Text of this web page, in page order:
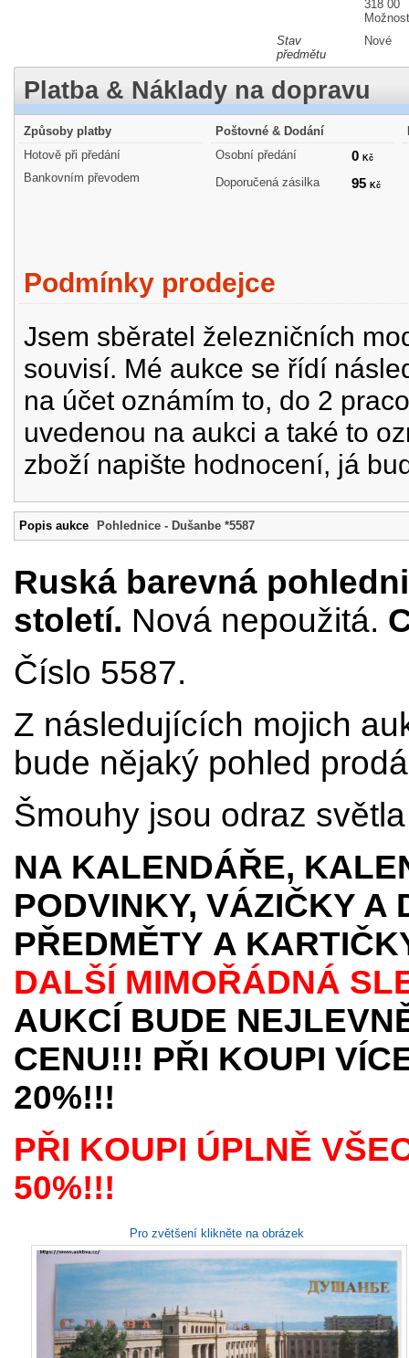
318 00
Stav
předmětu
Nové
Platba & Náklady na dopravu
Způsoby platby
Hotově při předání
Bankovním převodem
Poštovné & Dodání
Osobní předání
0 Kč
Doporučená zásilka 95 Kč
Podmínky prodejce
Jsem sběratel železničních
souvisí. Mé aukce se řídí
na účet oznámím to, do 2
uvedenou na aukci a také to
zboží napište hodnocení, já
Popis aukce Pohlednice - Dušanbe *5587
Ruská barevná
století. Nová nepoužitá.
Číslo 5587.
Z následujících mojich
bude nějaký pohled
Šmouhy jsou odraz
NA KALENDÁŘE,
PODVINKY, VÁZIČKY A
PŘEDMĚTY A
DALŠÍ MIMOŘÁDNÁ
AUKCÍ BUDE
CENU!!! PŘI KOUPI
20%!!!
PŘI KOUPI ÚPLNĚ
50%!!!
Pro zvětšení klikněte na obrázek